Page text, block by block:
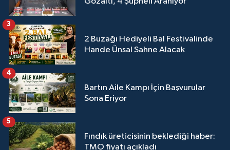
2 Buzağı Hediyeli Bal Festivalinde
Hande Ünsal Sahne Alacak
3
Bartın Aile Kampı İçin Başvurular
Sona Eriyor
4
Fındık üreticisinin beklediği haber:
TMO fiyatı açıkladı
5